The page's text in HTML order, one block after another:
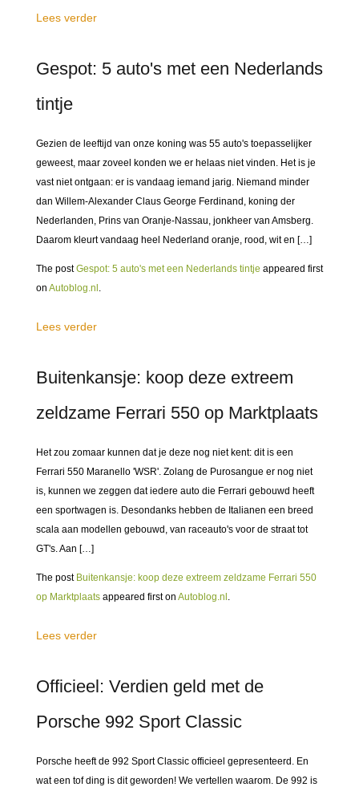
Lees verder
Gespot: 5 auto's met een Nederlands
tintje
Gezien de leeftijd van onze koning was 55 auto's toepasselijker
geweest, maar zoveel konden we er helaas niet vinden. Het is je
vast niet ontgaan: er is vandaag iemand jarig. Niemand minder
dan Willem-Alexander Claus George Ferdinand, koning der
Nederlanden, Prins van Oranje-Nassau, jonkheer van Amsberg.
Daarom kleurt vandaag heel Nederland oranje, rood, wit en […]
The postGespot: 5 auto's met een Nederlands tintje appeared first
on Autoblog.nl .
Lees verder
Buitenkansje: koop deze extreem
zeldzame Ferrari 550 op Marktplaats
Het zou zomaar kunnen dat je deze nog niet kent: dit is een
Ferrari 550 Maranello 'WSR'. Zolang de Purosangue er nog niet
is, kunnen we zeggen dat iedere auto die Ferrari gebouwd heeft
een sportwagen is. Desondanks hebben de Italianen een breed
scala aan modellen gebouwd, van raceauto's voor de straat tot
GT's. Aan […]
The post Buitenkansje: koop deze extreem zeldzame Ferrari 550
op Marktplaats appeared first on Autoblog.nl .
Lees verder
Officieel: Verdien geld met de
Porsche 992 Sport Classic
Porsche heeft de 992 Sport Classic officieel gepresenteerd. En
wat een tof ding is dit geworden! We vertellen waarom. De 992 is